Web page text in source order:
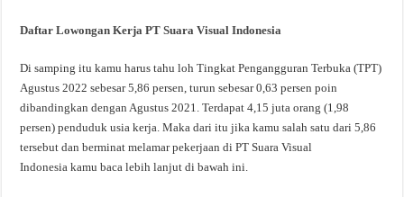
Daftar Lowongan Kerja PT Suara Visual Indonesia
Di samping itu kamu harus tahu loh Tingkat Pengangguran Terbuka (TPT)
Agustus 2022 sebesar 5,86 persen, turun sebesar 0,63 persen poin
dibandingkan dengan Agustus 2021. Terdapat 4,15 juta orang (1,98
persen) penduduk usia kerja. Maka dari itu jika kamu salah satu dari 5,86
tersebut dan berminat melamar pekerjaan di PT Suara Visual
Indonesia kamu baca lebih lanjut di bawah ini.